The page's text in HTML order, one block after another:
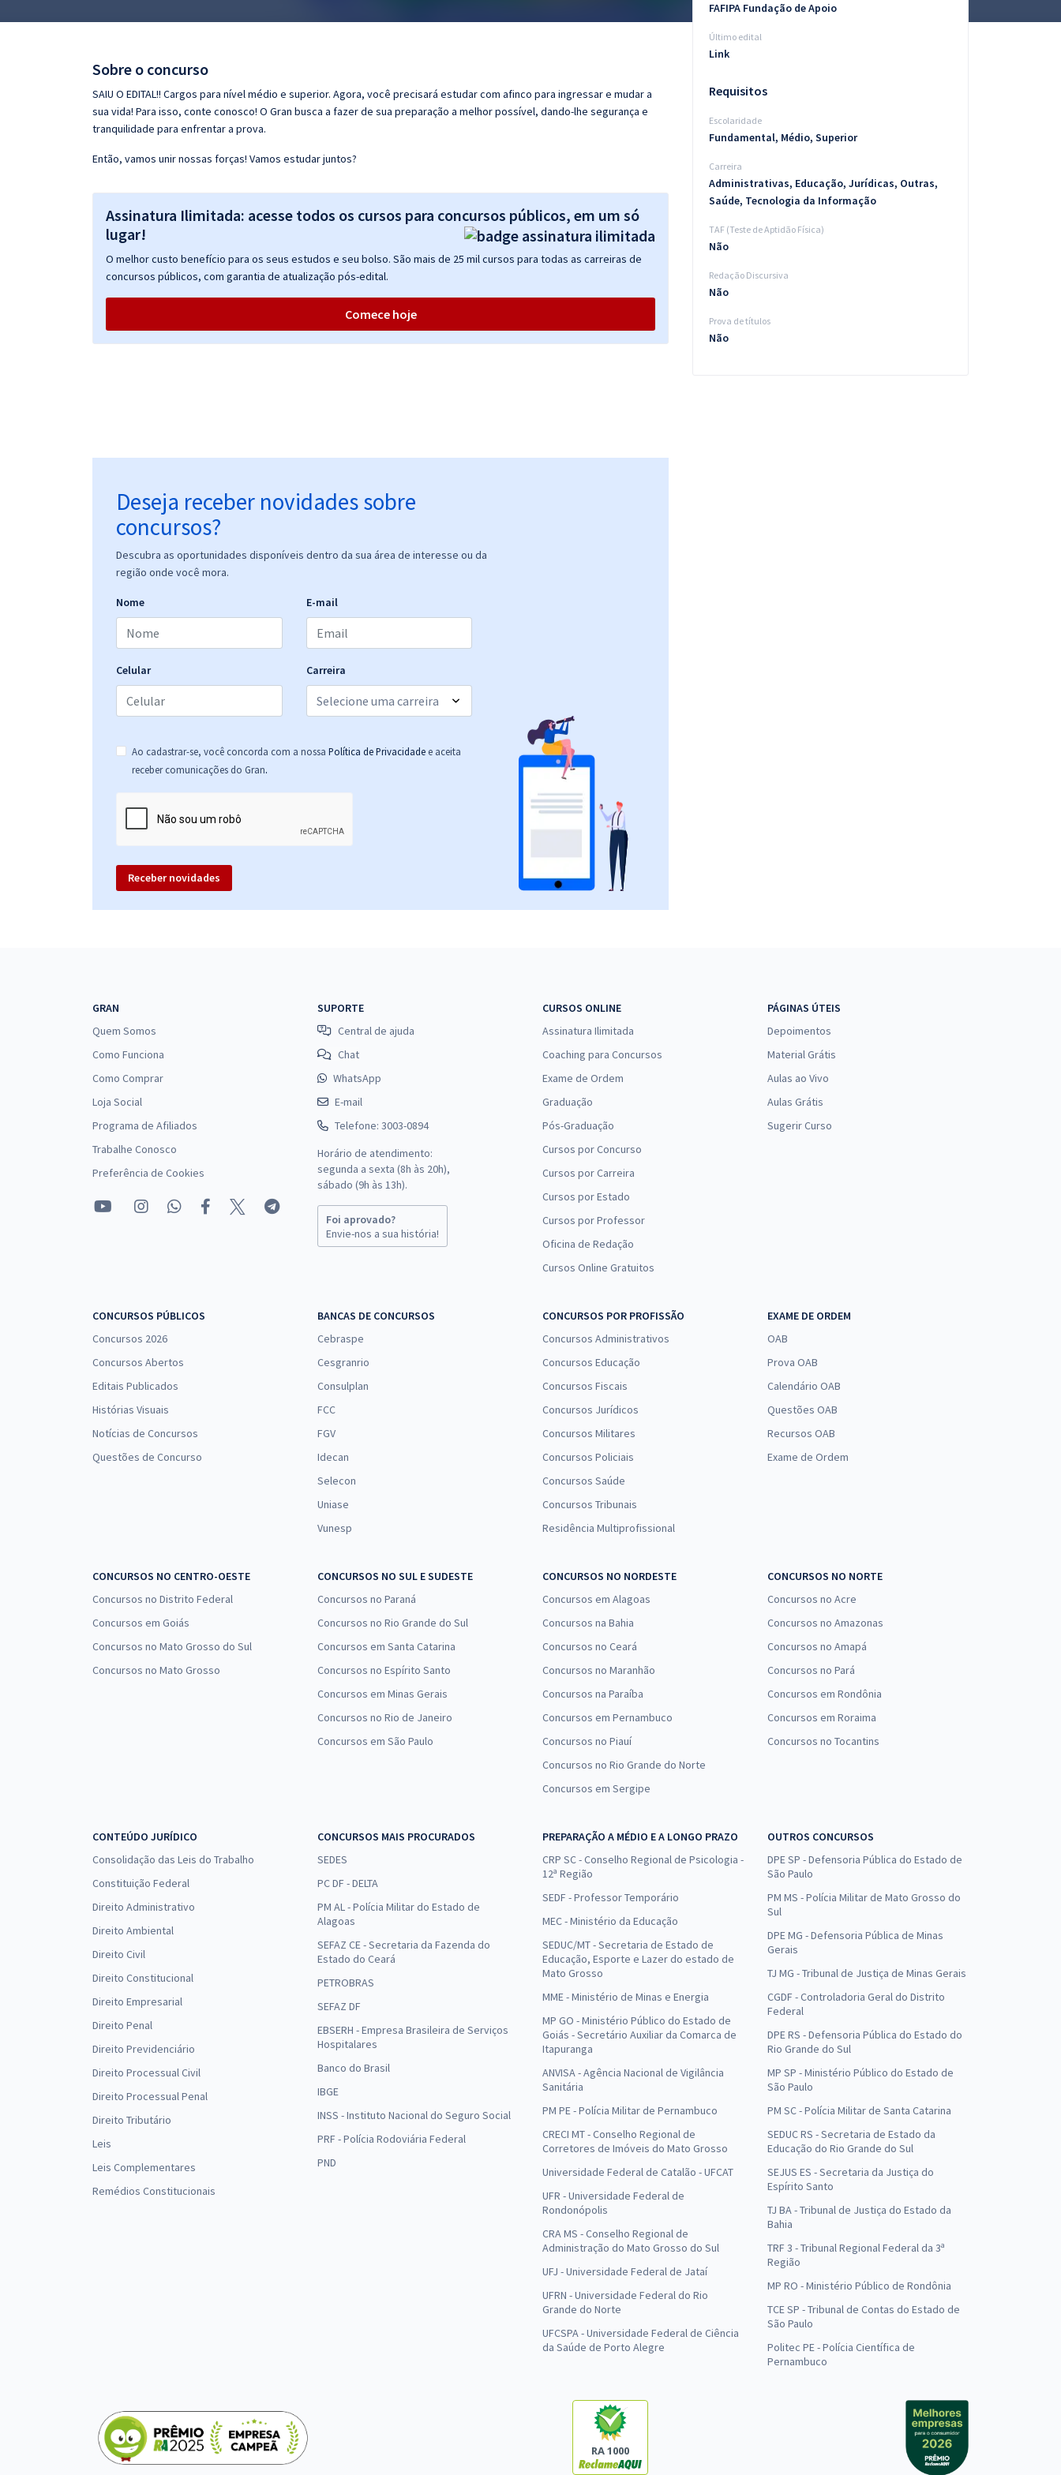
Questões grátis
Conteúdo gratuito
Sobre o concurso
SAIU O EDITAL!! Cargos para nível médio e superior. Agora, você precisará estudar com afinco para ingressar e mudar a
sua vida! Para isso, conte conosco! O Gran busca a fazer de sua preparação a melhor possível, dando-lhe segurança e
tranquilidade para enfrentar a prova.
Então, vamos unir nossas forças! Vamos estudar juntos?
Assinatura Ilimitada: acesse todos os cursos para concursos públicos, em um só
lugar!
O melhor custo benefício para os seus estudos e seu bolso. São mais de 25 mil cursos para todas as carreiras de
concursos públicos, com garantia de atualização pós-edital.
Comece hoje
Deseja receber novidades sobre
concursos?
Descubra as oportunidades disponíveis dentro da sua área de interesse ou da
região onde você mora.
Nome E-mail
Celular Carreira
Ao cadastrar-se, você concorda com a nossa Política de Privacidade e aceita
receber comunicações do Gran.
Receber novidades
FAFIPA Fundação de Apoio
Último edital
Link
Requisitos
Escolaridade
Fundamental, Médio, Superior
Carreira
Administrativas, Educação, Jurídicas, Outras,
Saúde, Tecnologia da Informação
TAF (Teste de Aptidão Física)
Não
Redação Discursiva
Não
Prova de títulos
Não
GRAN
Quem Somos
Como Funciona
Como Comprar
Loja Social
Programa de Afiliados
Trabalhe Conosco
Preferência de Cookies
SUPORTE
Central de ajuda
Chat
WhatsApp
E-mail
Telefone: 3003-0894
Horário de atendimento:
segunda a sexta (8h às 20h),
sábado (9h às 13h).
Foi aprovado?
Envie-nos a sua história!
CURSOS ONLINE
Assinatura Ilimitada
Coaching para Concursos
Exame de Ordem
Graduação
Pós-Graduação
Cursos por Concurso
Cursos por Carreira
Cursos por Estado
Cursos por Professor
Oficina de Redação
Cursos Online Gratuitos
PÁGINAS ÚTEIS
Depoimentos
Material Grátis
Aulas ao Vivo
Aulas Grátis
Sugerir Curso
CONCURSOS PÚBLICOS
Concursos 2026
Concursos Abertos
Editais Publicados
Histórias Visuais
Notícias de Concursos
Questões de Concurso
BANCAS DE CONCURSOS
Cebraspe
Cesgranrio
Consulplan
FCC
FGV
Idecan
Selecon
Uniase
Vunesp
CONCURSOS POR PROFISSÃO
Concursos Administrativos
Concursos Educação
Concursos Fiscais
Concursos Jurídicos
Concursos Militares
Concursos Policiais
Concursos Saúde
Concursos Tribunais
Residência Multiprofissional
EXAME DE ORDEM
OAB
Prova OAB
Calendário OAB
Questões OAB
Recursos OAB
Exame de Ordem
CONCURSOS NO CENTRO-OESTE
Concursos no Distrito Federal
Concursos em Goiás
Concursos no Mato Grosso do Sul
Concursos no Mato Grosso
CONCURSOS NO SUL E SUDESTE
Concursos no Paraná
Concursos no Rio Grande do Sul
Concursos em Santa Catarina
Concursos no Espírito Santo
Concursos em Minas Gerais
Concursos no Rio de Janeiro
Concursos em São Paulo
CONCURSOS NO NORDESTE
Concursos em Alagoas
Concursos na Bahia
Concursos no Ceará
Concursos no Maranhão
Concursos na Paraíba
Concursos em Pernambuco
Concursos no Piauí
Concursos no Rio Grande do Norte
Concursos em Sergipe
CONCURSOS NO NORTE
Concursos no Acre
Concursos no Amazonas
Concursos no Amapá
Concursos no Pará
Concursos em Rondônia
Concursos em Roraima
Concursos no Tocantins
CONTEÚDO JURÍDICO
Consolidação das Leis do Trabalho
Constituição Federal
Direito Administrativo
Direito Ambiental
Direito Civil
Direito Constitucional
Direito Empresarial
Direito Penal
Direito Previdenciário
Direito Processual Civil
Direito Processual Penal
Direito Tributário
Leis
Leis Complementares
Remédios Constitucionais
CONCURSOS MAIS PROCURADOS
SEDES
PC DF - DELTA
PM AL - Polícia Militar do Estado de
Alagoas
SEFAZ CE - Secretaria da Fazenda do
Estado do Ceará
PETROBRAS
SEFAZ DF
EBSERH - Empresa Brasileira de Serviços
Hospitalares
Banco do Brasil
IBGE
INSS - Instituto Nacional do Seguro Social
PRF - Polícia Rodoviária Federal
PND
PREPARAÇÃO A MÉDIO E A LONGO PRAZO
CRP SC - Conselho Regional de Psicologia -
12ª Região
SEDF - Professor Temporário
MEC - Ministério da Educação
SEDUC/MT - Secretaria de Estado de
Educação, Esporte e Lazer do estado de
Mato Grosso
MME - Ministério de Minas e Energia
MP GO - Ministério Público do Estado de
Goiás - Secretário Auxiliar da Comarca de
Itapuranga
ANVISA - Agência Nacional de Vigilância
Sanitária
PM PE - Polícia Militar de Pernambuco
CRECI MT - Conselho Regional de
Corretores de Imóveis do Mato Grosso
Universidade Federal de Catalão - UFCAT
UFR - Universidade Federal de
Rondonópolis
CRA MS - Conselho Regional de
Administração do Mato Grosso do Sul
UFJ - Universidade Federal de Jataí
UFRN - Universidade Federal do Rio
Grande do Norte
UFCSPA - Universidade Federal de Ciência
da Saúde de Porto Alegre
OUTROS CONCURSOS
DPE SP - Defensoria Pública do Estado de
São Paulo
PM MS - Polícia Militar de Mato Grosso do
Sul
DPE MG - Defensoria Pública de Minas
Gerais
TJ MG - Tribunal de Justiça de Minas Gerais
CGDF - Controladoria Geral do Distrito
Federal
DPE RS - Defensoria Pública do Estado do
Rio Grande do Sul
MP SP - Ministério Público do Estado de
São Paulo
PM SC - Polícia Militar de Santa Catarina
SEDUC RS - Secretaria de Estado da
Educação do Rio Grande do Sul
SEJUS ES - Secretaria da Justiça do
Espírito Santo
TJ BA - Tribunal de Justiça do Estado da
Bahia
TRF 3 - Tribunal Regional Federal da 3ª
Região
MP RO - Ministério Público de Rondônia
TCE SP - Tribunal de Contas do Estado de
São Paulo
Politec PE - Polícia Científica de
Pernambuco
RA 1000